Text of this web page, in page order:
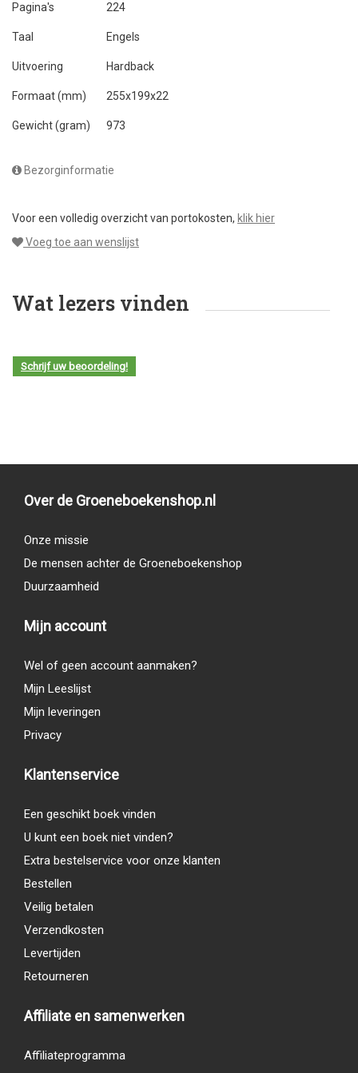
Pagina's 224
Taal Engels
Uitvoering Hardback
Formaat (mm) 255x199x22
Gewicht (gram) 973
Bezorginformatie
Voor een volledig overzicht van portokosten, klik hier
Voeg toe aan wenslijst
Wat lezers vinden
Schrijf uw beoordeling!
Over de Groeneboekenshop.nl
Onze missie
De mensen achter de Groeneboekenshop
Duurzaamheid
Mijn account
Wel of geen account aanmaken?
Mijn Leeslijst
Mijn leveringen
Privacy
Klantenservice
Een geschikt boek vinden
U kunt een boek niet vinden?
Extra bestelservice voor onze klanten
Bestellen
Veilig betalen
Verzendkosten
Levertijden
Retourneren
Affiliate en samenwerken
Affiliateprogramma